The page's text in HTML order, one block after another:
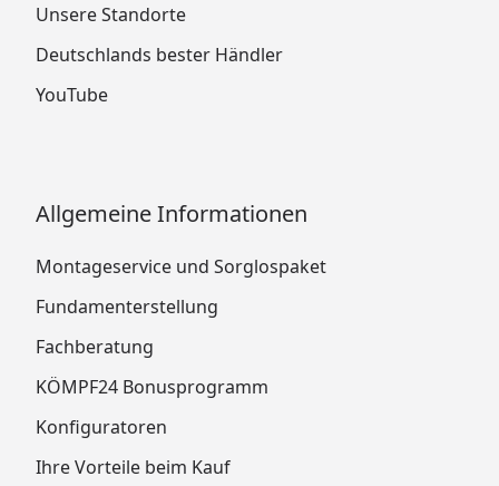
Unsere Standorte
Deutschlands bester Händler
YouTube
Allgemeine Informationen
Montageservice und Sorglospaket
Fundamenterstellung
Fachberatung
KÖMPF24 Bonusprogramm
Konfiguratoren
Ihre Vorteile beim Kauf